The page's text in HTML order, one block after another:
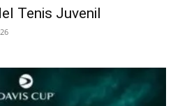
Tenis Juvenil